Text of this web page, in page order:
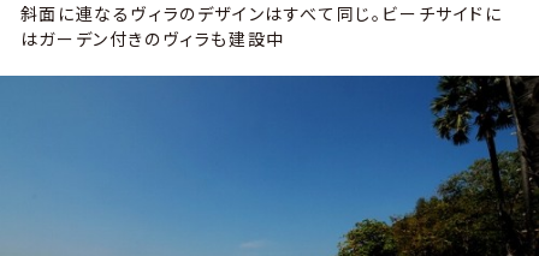
斜面に連なるヴィラのデザインはすべて同じ。ビーチサイドに
はガーデン付きのヴィラも建設中